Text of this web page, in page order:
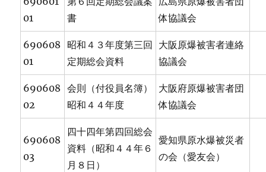
01
書
体協議会
690608
01
昭和４３年度第三回
定期総会資料
大阪原爆被害者連絡
協議会
690608
02
会則（付役員名簿）
昭和４４年度
大阪府原爆被害者団
体協議会
690608
03
四十四年第四回総会
資料（昭和４４年６
月８日）
愛知県原水爆被災者
の会（愛友会）